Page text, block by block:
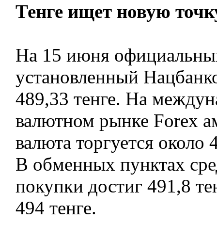
Тенге ищет новую
На 15 июня
установленный
489,33 тенге. На
валютном рынке Forex
валюта торгуется около
В обменных пунктах
покупки достиг 491,8
494 тенге.